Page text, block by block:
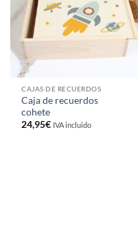
CAJAS DE RECUERDOS
Caja de recuerdos
cohete
24,95€ IVA incluido